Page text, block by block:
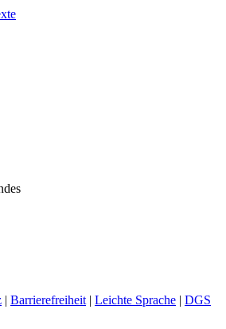
| Barrierefreiheit | Leichte Sprache | DGS